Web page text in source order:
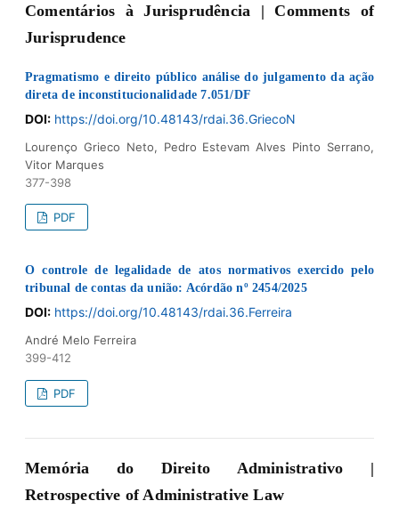
Comentários à Jurisprudência | Comments of
Jurisprudence
Pragmatismo e direito público análise do julgamento da ação
direta de inconstitucionalidade 7.051/DF
DOI: https://doi.org/10.48143/rdai.36.GriecoN
Lourenço Grieco Neto, Pedro Estevam Alves Pinto Serrano,
Vitor Marques
377-398
PDF
O controle de legalidade de atos normativos exercido pelo
tribunal de contas da união: Acórdão nº 2454/2025
DOI: https://doi.org/10.48143/rdai.36.Ferreira
André Melo Ferreira
399-412
PDF
Memória do Direito Administrativo |
Retrospective of Administrative Law